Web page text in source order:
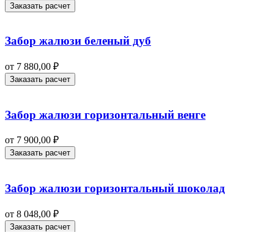
Заказать расчет
Забор жалюзи беленый дуб
от 7 880,00 ₽
Заказать расчет
Забор жалюзи горизонтальный венге
от 7 900,00 ₽
Заказать расчет
Забор жалюзи горизонтальный шоколад
от 8 048,00 ₽
Заказать расчет